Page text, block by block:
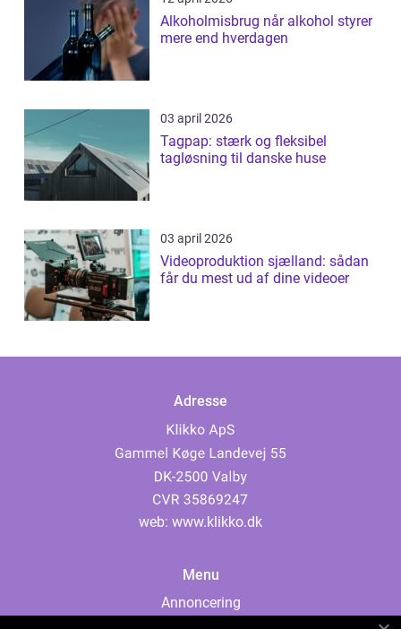
Alkoholmisbrug når alkohol styrer
mere end hverdagen
03 april 2026
Tagpap: stærk og fleksibel
tagløsning til danske huse
03 april 2026
Videoproduktion sjælland: sådan
får du mest ud af dine videoer
Adresse
web: www.klikko.dk
Menu
Annoncering